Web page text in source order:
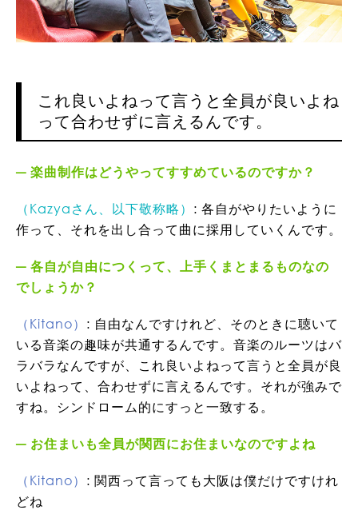
これ良いよねって言うと全員が良いよね
って合わせずに言えるんです。
楽曲制作はどうやってすすめているのですか？
（Kazyaさん、以下敬称略） : 各自がやりたいように
作って、それを出し合って曲に採用していくんです。
各自が自由につくって、上手くまとまるものなの
でしょうか？
（Kitano） : 自由なんですけれど、そのときに聴いて
いる音楽の趣味が共通するんです。音楽のルーツはバ
ラバラなんですが、これ良いよねって言うと全員が良
いよねって、合わせずに言えるんです。それが強みで
すね。シンドローム的にすっと一致する。
お住まいも全員が関西にお住まいなのですよね
（Kitano） : 関西って言っても大阪は僕だけですけれ
どね